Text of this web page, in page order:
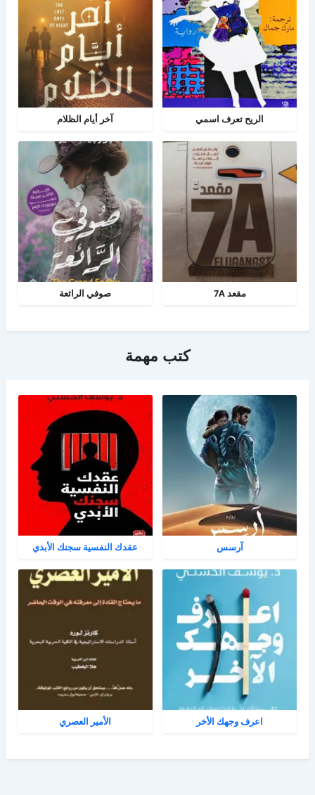
الريح تعرف اسمي آخر أيام الظلام
مقعد 7A صوفي الرائعة
كتب مهمة
آرسس عقدك النفسية سجنك الأبدي
اعرف وجهك الأخر الأمير العصري